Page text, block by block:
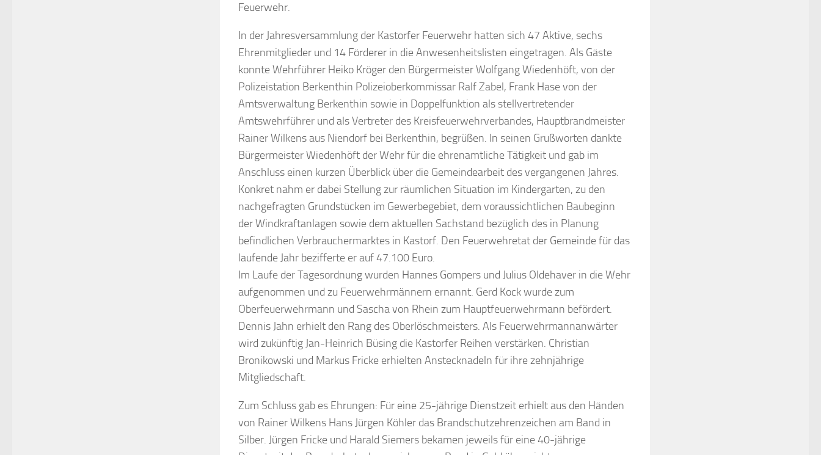
Feuerwehr.
In der Jahresversammlung der Kastorfer Feuerwehr hatten sich 47 Aktive, sechs
Ehrenmitglieder und 14 Förderer in die Anwesenheitslisten eingetragen. Als Gäste
konnte Wehrführer Heiko Kröger den Bürgermeister Wolfgang Wiedenhöft, von der
Polizeistation Berkenthin Polizeioberkommissar Ralf Zabel, Frank Hase von der
Amtsverwaltung Berkenthin sowie in Doppelfunktion als stellvertretender
Amtswehrführer und als Vertreter des Kreisfeuerwehrverbandes, Hauptbrandmeister
Rainer Wilkens aus Niendorf bei Berkenthin, begrüßen. In seinen Grußworten dankte
Bürgermeister Wiedenhöft der Wehr für die ehrenamtliche Tätigkeit und gab im
Anschluss einen kurzen Überblick über die Gemeindearbeit des vergangenen Jahres.
Konkret nahm er dabei Stellung zur räumlichen Situation im Kindergarten, zu den
nachgefragten Grundstücken im Gewerbegebiet, dem voraussichtlichen Baubeginn
der Windkraftanlagen sowie dem aktuellen Sachstand bezüglich des in Planung
befindlichen Verbrauchermarktes in Kastorf. Den Feuerwehretat der Gemeinde für das
laufende Jahr bezifferte er auf 47.100 Euro.
Im Laufe der Tagesordnung wurden Hannes Gompers und Julius Oldehaver in die Wehr
aufgenommen und zu Feuerwehrmännern ernannt. Gerd Kock wurde zum
Oberfeuerwehrmann und Sascha von Rhein zum Hauptfeuerwehrmann befördert.
Dennis Jahn erhielt den Rang des Oberlöschmeisters. Als Feuerwehrmannanwärter
wird zukünftig Jan-Heinrich Büsing die Kastorfer Reihen verstärken. Christian
Bronikowski und Markus Fricke erhielten Anstecknadeln für ihre zehnjährige
Mitgliedschaft.
Zum Schluss gab es Ehrungen: Für eine 25-jährige Dienstzeit erhielt aus den Händen
von Rainer Wilkens Hans Jürgen Köhler das Brandschutzehrenzeichen am Band in
Silber. Jürgen Fricke und Harald Siemers bekamen jeweils für eine 40-jährige